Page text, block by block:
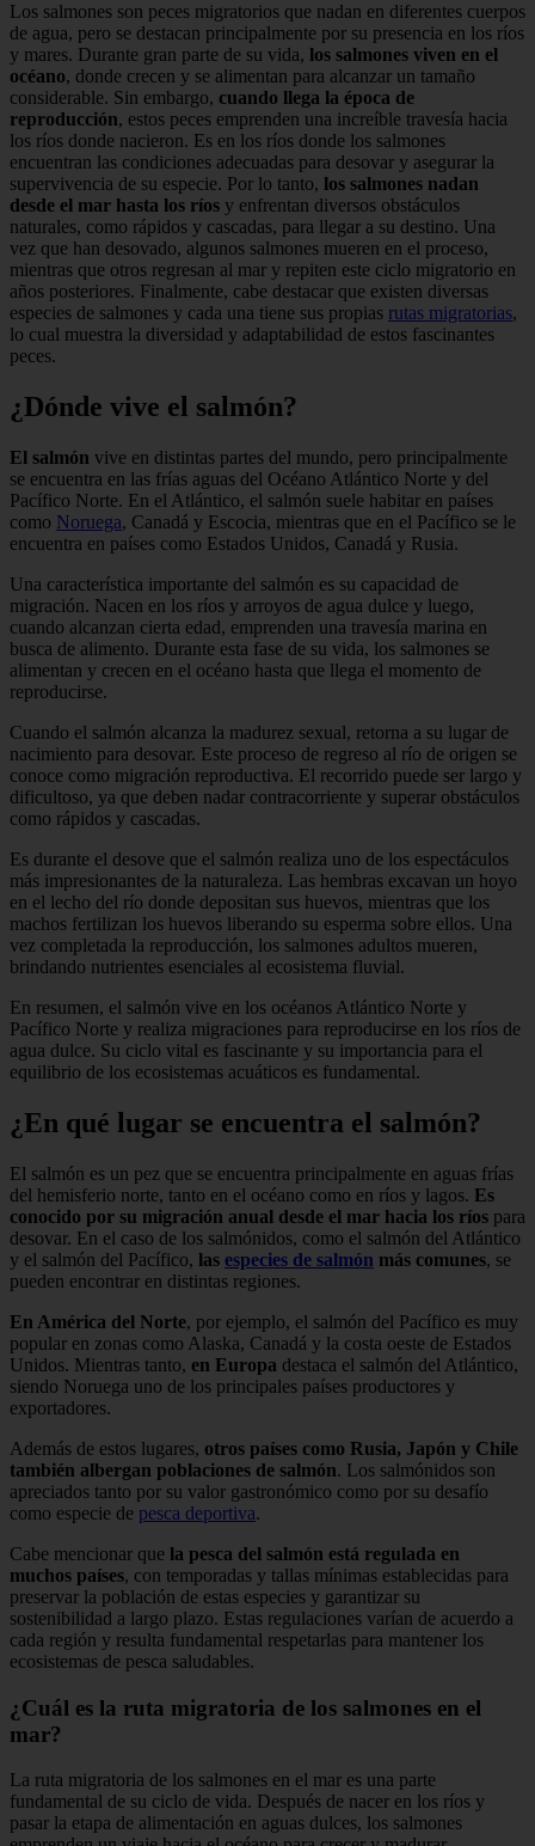
Los salmones son peces migratorios que nadan en diferentes cuerpos
de agua, pero se destacan principalmente por su presencia en los ríos
y mares. Durante gran parte de su vida, los salmones viven en el
océano, donde crecen y se alimentan para alcanzar un tamaño
considerable. Sin embargo, cuando llega la época de
reproducción, estos peces emprenden una increíble travesía hacia
los ríos donde nacieron. Es en los ríos donde los salmones
encuentran las condiciones adecuadas para desovar y asegurar la
supervivencia de su especie. Por lo tanto, los salmones nadan
desde el mar hasta los ríos y enfrentan diversos obstáculos
naturales, como rápidos y cascadas, para llegar a su destino. Una
vez que han desovado, algunos salmones mueren en el proceso,
mientras que otros regresan al mar y repiten este ciclo migratorio en
años posteriores. Finalmente, cabe destacar que existen diversas
especies de salmones y cada una tiene sus propias rutas migratorias,
lo cual muestra la diversidad y adaptabilidad de estos fascinantes
peces.
¿Dónde vive el salmón?
El salmón vive en distintas partes del mundo, pero principalmente
se encuentra en las frías aguas del Océano Atlántico Norte y del
Pacífico Norte. En el Atlántico, el salmón suele habitar en países
como Noruega, Canadá y Escocia, mientras que en el Pacífico se le
encuentra en países como Estados Unidos, Canadá y Rusia.
Una característica importante del salmón es su capacidad de
migración. Nacen en los ríos y arroyos de agua dulce y luego,
cuando alcanzan cierta edad, emprenden una travesía marina en
busca de alimento. Durante esta fase de su vida, los salmones se
alimentan y crecen en el océano hasta que llega el momento de
reproducirse.
Cuando el salmón alcanza la madurez sexual, retorna a su lugar de
nacimiento para desovar. Este proceso de regreso al río de origen se
conoce como migración reproductiva. El recorrido puede ser largo y
dificultoso, ya que deben nadar contracorriente y superar obstáculos
como rápidos y cascadas.
Es durante el desove que el salmón realiza uno de los espectáculos
más impresionantes de la naturaleza. Las hembras excavan un hoyo
en el lecho del río donde depositan sus huevos, mientras que los
machos fertilizan los huevos liberando su esperma sobre ellos. Una
vez completada la reproducción, los salmones adultos mueren,
brindando nutrientes esenciales al ecosistema fluvial.
En resumen, el salmón vive en los océanos Atlántico Norte y
Pacífico Norte y realiza migraciones para reproducirse en los ríos de
agua dulce. Su ciclo vital es fascinante y su importancia para el
equilibrio de los ecosistemas acuáticos es fundamental.
¿En qué lugar se encuentra el salmón?
El salmón es un pez que se encuentra principalmente en aguas frías
del hemisferio norte, tanto en el océano como en ríos y lagos. Es
conocido por su migración anual desde el mar hacia los ríos para
desovar. En el caso de los salmónidos, como el salmón del Atlántico
y el salmón del Pacífico, las especies de salmón más comunes, se
pueden encontrar en distintas regiones.
En América del Norte, por ejemplo, el salmón del Pacífico es muy
popular en zonas como Alaska, Canadá y la costa oeste de Estados
Unidos. Mientras tanto, en Europa destaca el salmón del Atlántico,
siendo Noruega uno de los principales países productores y
exportadores.
Además de estos lugares, otros países como Rusia, Japón y Chile
también albergan poblaciones de salmón. Los salmónidos son
apreciados tanto por su valor gastronómico como por su desafío
como especie de pesca deportiva.
Cabe mencionar que la pesca del salmón está regulada en
muchos países, con temporadas y tallas mínimas establecidas para
preservar la población de estas especies y garantizar su
sostenibilidad a largo plazo. Estas regulaciones varían de acuerdo a
cada región y resulta fundamental respetarlas para mantener los
ecosistemas de pesca saludables.
¿Cuál es la ruta migratoria de los salmones en el
mar?
La ruta migratoria de los salmones en el mar es una parte
fundamental de su ciclo de vida. Después de nacer en los ríos y
pasar la etapa de alimentación en aguas dulces, los salmones